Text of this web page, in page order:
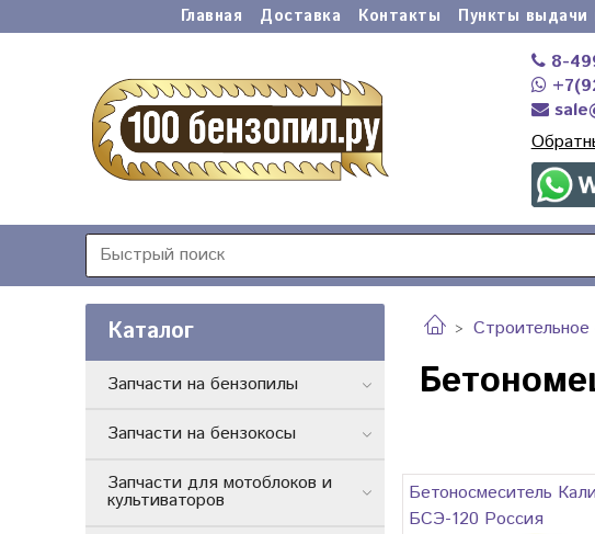
Главная Доставка Контакты Пункты выдачи
8-
Бетоносмеситель
БСЭ-120 Россия
Каталог
Запчасти на бензопилы
Запчасти на бензокосы
Запчасти для мотоблоков и
культиваторов